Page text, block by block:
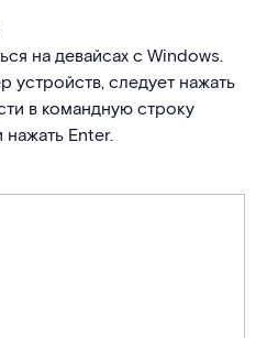
на девайсах с Windows.
устройств, следует нажать
в командную строку
Enter.